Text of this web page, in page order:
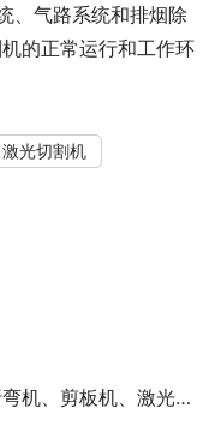
、气路系统和排烟除
的正常运行和工作环
激光切割机
看懂KRRASS克劳斯智能选型逻辑